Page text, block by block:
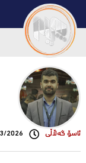
ئاسۆ گەڵاڵی 2026